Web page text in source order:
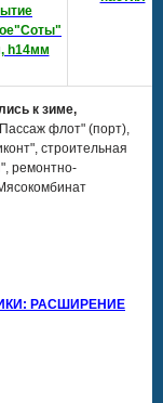
h14мм
к зиме,
флот" (порт),
строительная
ремонтно-
РАСШИРЕНИЕ